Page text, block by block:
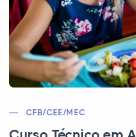
CFB/CEE/MEC